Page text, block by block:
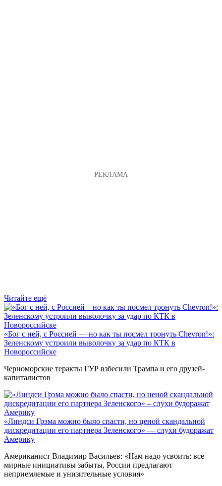
Читайте ещё
«Бог с ней, с Россией — но как ты посмел тронуть Chevron!»:
Зеленскому устроили выволочку за удар по КТК в
Новороссийске
Черноморские теракты ГУР взбесили Трампа и его друзей-
капиталистов
«Линдси Грэма можно было спасти, но ценой скандальной
дискредитации его партнера Зеленского» — слухи будоражат
Америку
Американист Владимир Васильев: «Нам надо усвоить: все
мирные инициативы забыты, России предлагают
неприемлемые и унизительные условия»